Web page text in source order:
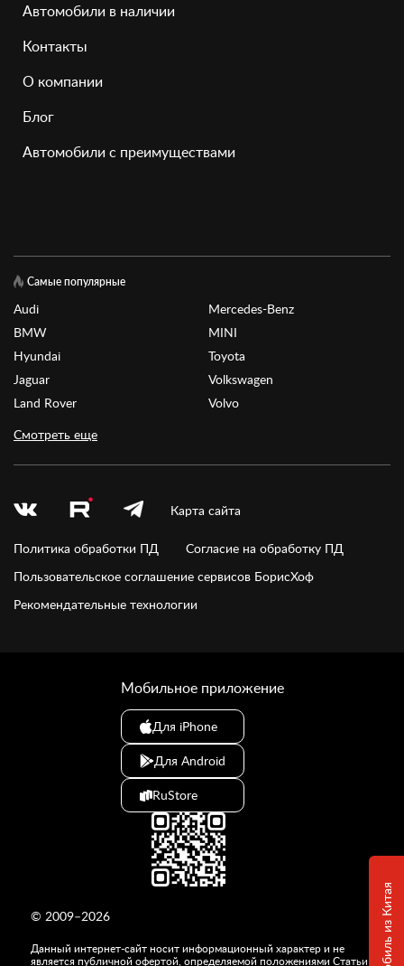
Автомобили в наличии
Контакты
О компании
Блог
Автомобили с преимуществами
Самые популярные
Audi
BMW
Hyundai
Jaguar
Land Rover
Mercedes-Benz
MINI
Toyota
Volkswagen
Volvo
Смотреть еще
Карта сайта
Политика обработки ПД
Согласие на обработку ПД
Пользовательское соглашение сервисов БорисХоф
Рекомендательные технологии
© 2009–2026
Данный интернет-сайт носит информационный характер и не
является публичной офертой, определяемой положениями Статьи
Мобильное приложение
Для iPhone
Для Android
RuStore